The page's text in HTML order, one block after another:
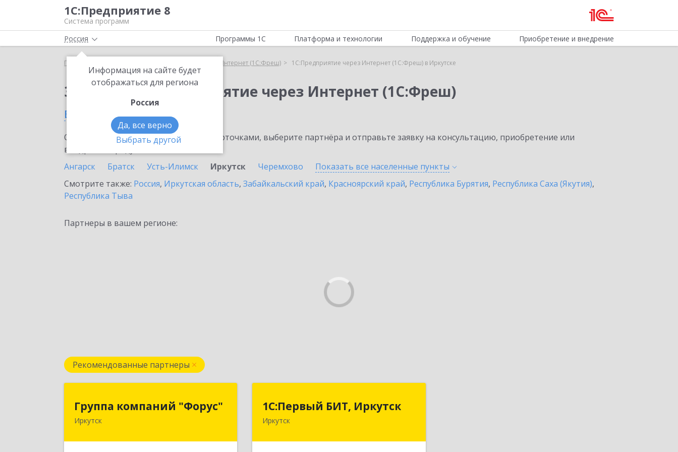
1С:Предприятие 8
Система программ
Россия
Информация на сайте будет
отображаться для региона
Россия
Да, все верно
Выбрать другой
Программы 1С Платформа и технологии Поддержка и обучение Приобретение и внедрение
Главная 1С:Предприятие через Интернет (1С:Фреш) 1С:Предприятие через Интернет (1С:Фреш) в Иркутске
Заказать 1С:Предприятие через Интернет (1С:Фреш)
в Иркутске
Ознакомьтесь с информационными карточками, выберите партнёра и отправьте заявку на консультацию, приобретение или
внедрение продукта.
Ангарск
Братск Усть-Илимск Иркутск Черемхово Показать все населенные пункты
Смотрите также: Россия, Иркутская область, Забайкальский край, Красноярский край, Республика Бурятия, Республика Саха (Якутия),
Республика Тыва
Партнеры в вашем регионе:
Рекомендованные партнеры
Группа компаний "Форус"
Иркутск
Группа компаний "Форус"
664007, Иркутская обл, Иркутск г,
1С:Первый БИТ, Иркутск
Иркутск
1С:Первый БИТ, Иркутск
664007, Иркутская обл, Иркутск г,